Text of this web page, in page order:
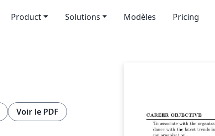
Product Solutions Modèles Pricing
Voir le PDF